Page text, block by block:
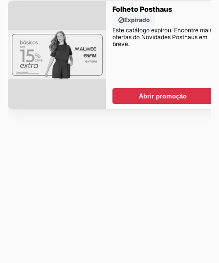
Folheto Posthaus
Expirado
Este catálogo expirou. Encontre mais
ofertas do Novidades Posthaus em
breve.
Abrir promoção